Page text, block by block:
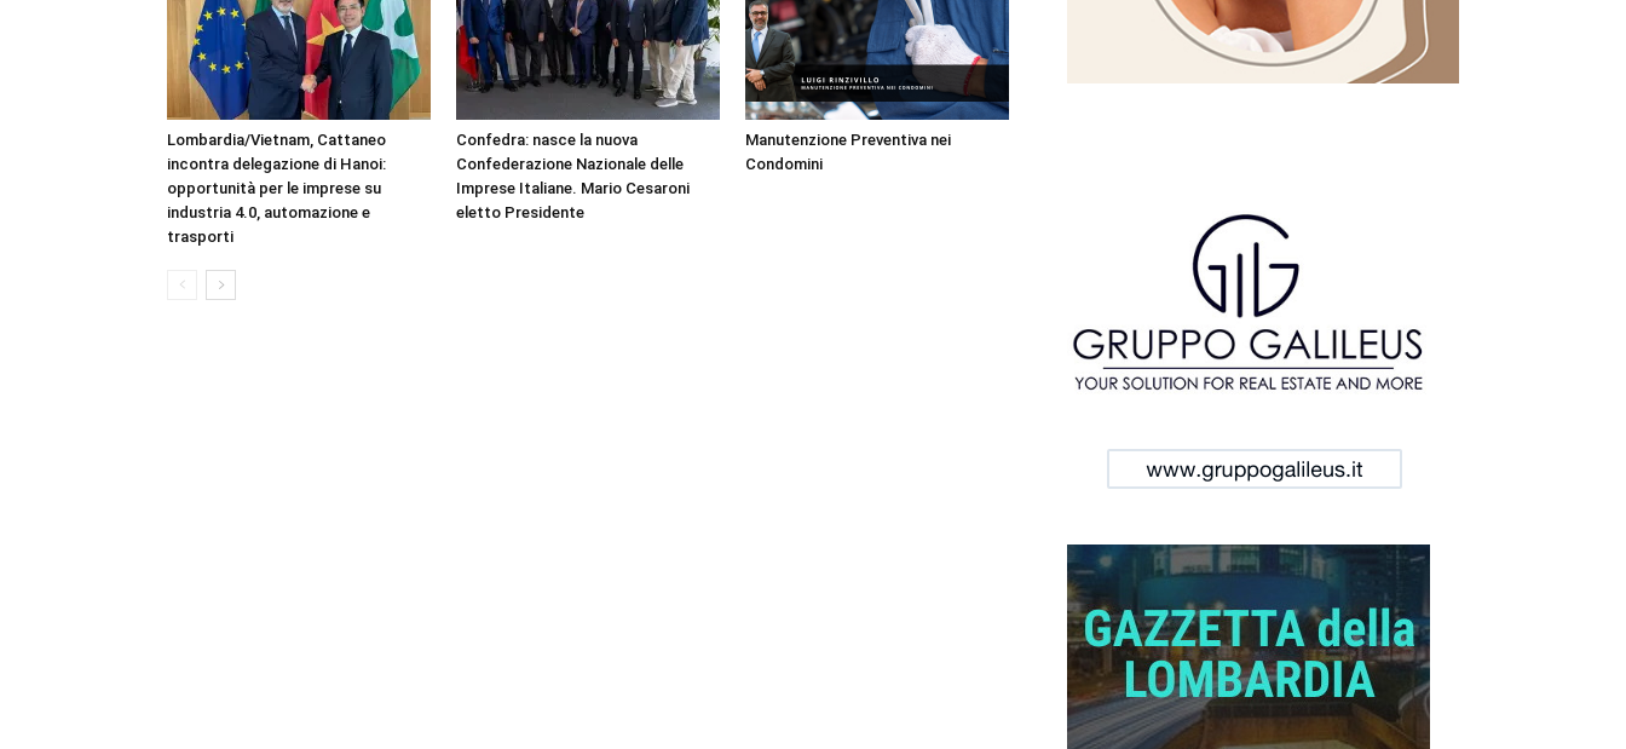
Lombardia/Vietnam, Cattaneo
incontra delegazione di Hanoi:
opportunità per le imprese su
industria 4.0, automazione e
trasporti
Confedra: nasce la nuova
Confederazione Nazionale delle
Imprese Italiane. Mario Cesaroni
eletto Presidente
Manutenzione Preventiva nei
Condomini